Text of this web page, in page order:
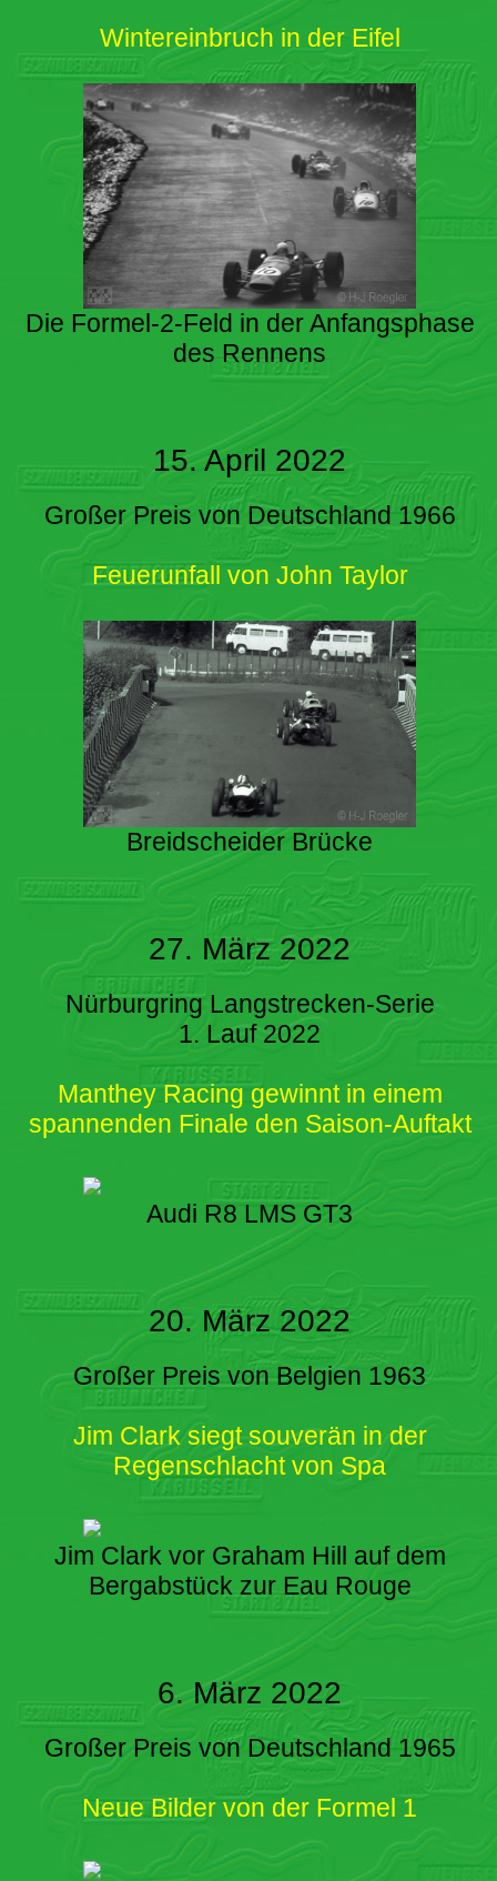
Wintereinbruch in der Eifel
Die Formel-2-Feld in der Anfangsphase
des Rennens
15. April 2022
Großer Preis von Deutschland 1966
Feuerunfall von John Taylor
Breidscheider Brücke
27. März 2022
Nürburgring Langstrecken-Serie
1. Lauf 2022
Manthey Racing gewinnt in einem
spannenden Finale den Saison-Auftakt
Audi R8 LMS GT3
20. März 2022
Großer Preis von Belgien 1963
Jim Clark siegt souverän in der
Regenschlacht von Spa
Jim Clark vor Graham Hill auf dem
Bergabstück zur Eau Rouge
6. März 2022
Großer Preis von Deutschland 1965
Neue Bilder von der Formel 1